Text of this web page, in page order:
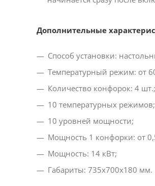
Дополнительные
Способ установки:
Температурный режим: от
Количество конфорок: 4 шт.;
10 температурных режимов;
10 уровней мощности;
Мощность 1 конфорки: от
Мощность: 14 кВт;
Габариты: 735x700x180 мм.